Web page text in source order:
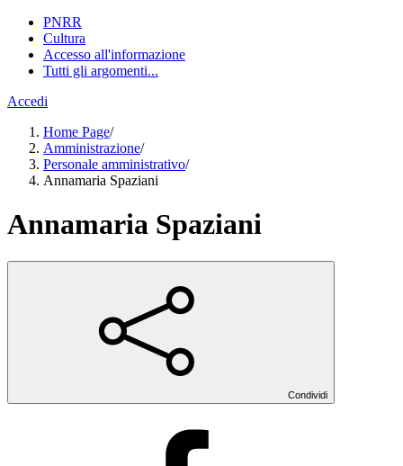
PNRR
Cultura
Accesso all'informazione
Tutti gli argomenti...
Accedi
Home Page/
Amministrazione/
Personale amministrativo/
Annamaria Spaziani
Annamaria Spaziani
Condividi